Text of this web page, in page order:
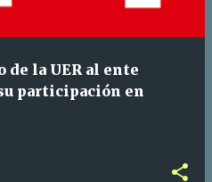
de la UER al ente
participación en